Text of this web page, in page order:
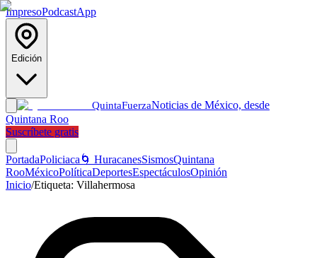
ImpresoPodcastApp
Edición
QuintaFuerzaNoticias de México, desde
Quintana Roo
Suscríbete gratis
PortadaPoliciaca 🌀 HuracanesSismosQuintana
RooMéxicoPolíticaDeportesEspectáculosOpinión
Inicio/Etiqueta: Villahermosa